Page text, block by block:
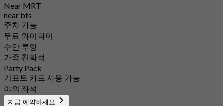
Near MRT
near bts
주차 가능
무료 와이파이
수안 루앙
가족 친화적
Party Pack
기프트 카드 사용 가능
야외 좌석
지금 예약하세요